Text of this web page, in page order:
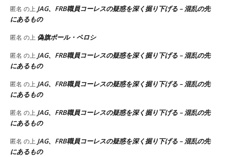
匿名 の上 JAG、FRB職員コーレスの疑惑を深く掘り下げる – 混乱の先
にあるもの
匿名 の上 偽旗ポール・ペロシ
匿名 の上 JAG、FRB職員コーレスの疑惑を深く掘り下げる – 混乱の先
にあるもの
匿名 の上 JAG、FRB職員コーレスの疑惑を深く掘り下げる – 混乱の先
にあるもの
匿名 の上 JAG、FRB職員コーレスの疑惑を深く掘り下げる – 混乱の先
にあるもの
匿名 の上 JAG、FRB職員コーレスの疑惑を深く掘り下げる – 混乱の先
にあるもの